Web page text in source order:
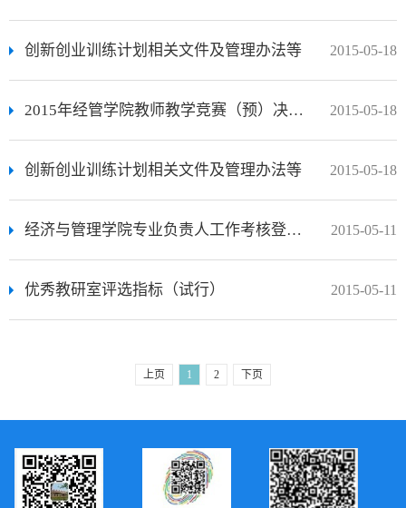
创新创业训练计划相关文件及管理办法等 2015-05-18
2015年经管学院教师教学竞赛（预）决赛教学设计评分标准 2015-05-18
创新创业训练计划相关文件及管理办法等 2015-05-18
经济与管理学院专业负责人工作考核登记表 2015-05-11
优秀教研室评选指标（试行） 2015-05-11
上页 1 2 下页